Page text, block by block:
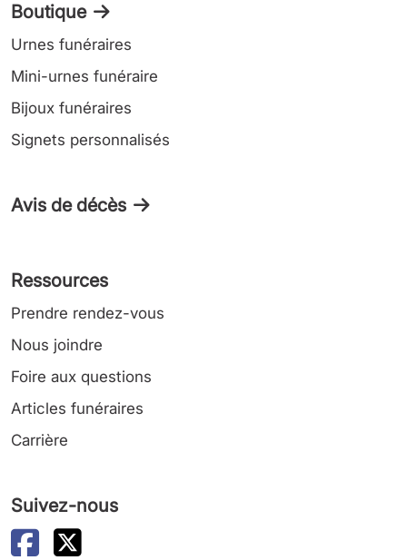
Boutique
Urnes funéraires
Mini-urnes funéraire
Bijoux funéraires
Signets personnalisés
Avis de décès
Ressources
Prendre rendez-vous
Nous joindre
Foire aux questions
Articles funéraires
Carrière
Suivez-nous